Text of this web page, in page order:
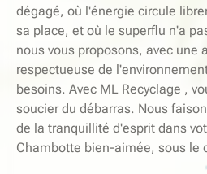
dégagé, où l'énergie circule
sa place, et où le superflu n'a
nous vous proposons, avec une
respectueuse de
besoins. Avec ML Recyclage ,
soucier du débarras. Nous
de la tranquillité d'esprit dans
Chambotte bien-aimée, sous le